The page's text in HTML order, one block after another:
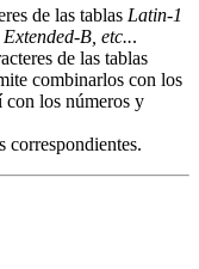
de las tablas Latin-1
B, etc...
de las tablas
combinarlos con los
con los números y
correspondientes.